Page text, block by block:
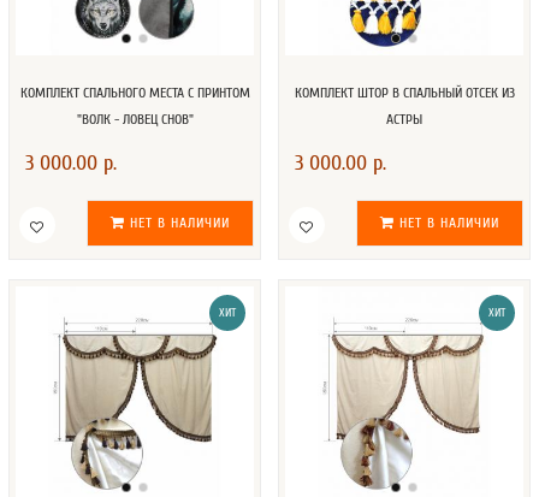
КОМПЛЕКТ СПАЛЬНОГО МЕСТА С ПРИНТОМ
"ВОЛК - ЛОВЕЦ СНОВ"
3 000.00 р.
НЕТ В НАЛИЧИИ
КОМПЛЕКТ ШТОР В СПАЛЬНЫЙ ОТСЕК ИЗ
АСТРЫ
3 000.00 р.
НЕТ В НАЛИЧИИ
ХИТ ХИТ